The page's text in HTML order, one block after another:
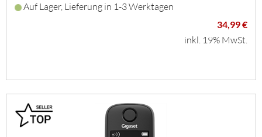
Auf Lager, Lieferung in 1-3 Werktagen
34,99 €
inkl. 19% MwSt.